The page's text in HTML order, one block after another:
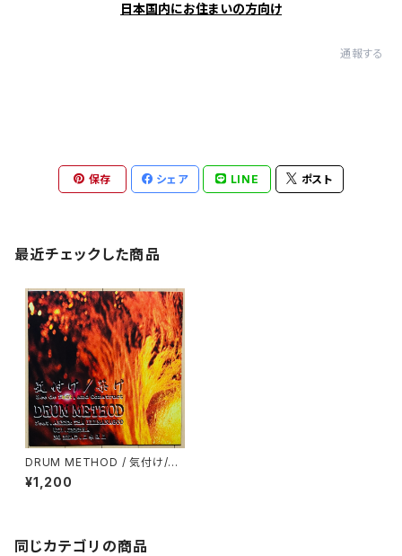
日本国内にお住まいの方向け
通報する
保存 シェア LINE ポスト
最近チェックした商品
DRUM METHOD / 気付け/築
け
¥1,200
同じカテゴリの商品